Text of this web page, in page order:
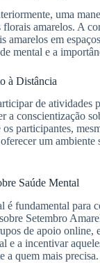
uma
amarelos. A
amarelos em
mental e a
à Distância
de atividades
a conscientização
participantes,
um
Saúde Mental
é fundamental para
Setembro
de apoio online,
e a incentivar
a quem mais precisa.